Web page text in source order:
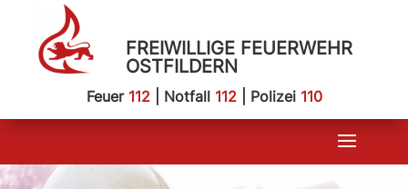
FREIWILLIGE FEUERWEHR
OSTFILDERN
Feuer 112| Notfall 112| Polizei 110